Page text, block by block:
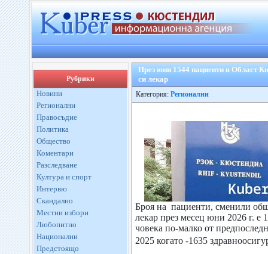
Рубрики
Новини
Регионални
Правосъдие
Политика
Общество
Коментари
Разследване
Култура и спорт
Интервю
Скандално
Местни избори
Любопитно
Национални
Предстоящо
През юни 1544 пациенти в Област
си лекар
Категория: Регионални
Броя на пациенти, сменили
лекар през месец юни 2026 г. е
човека по-малко oт
2025 когато -1635